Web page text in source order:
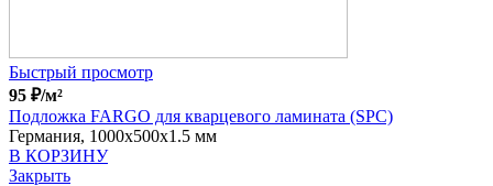
Быстрый просмотр
95 ₽/м²
Подложка FARGO для кварцевого ламината (SPC)
Германия, 1000x500x1.5 мм
В КОРЗИНУ
Закрыть